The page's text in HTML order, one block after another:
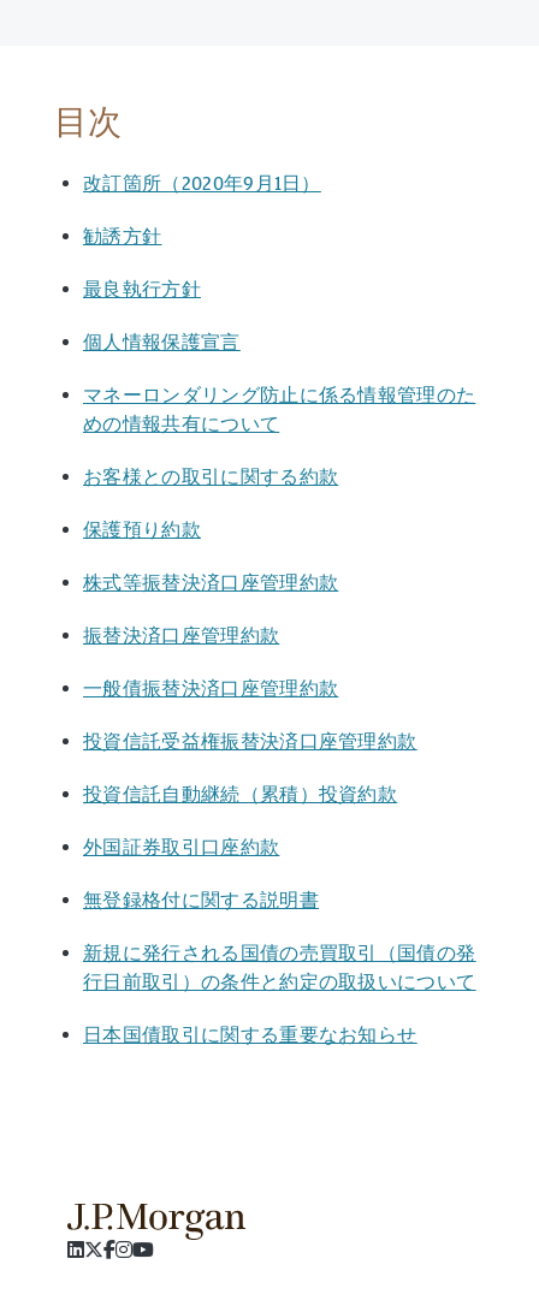
目次
改訂箇所（2020年9月1日）
勧誘方針
最良執行方針
個人情報保護宣言
マネーロンダリング防止に係る情報管理のた
めの情報共有について
お客様との取引に関する約款
保護預り約款
株式等振替決済口座管理約款
振替決済口座管理約款
一般債振替決済口座管理約款
投資信託受益権振替決済口座管理約款
投資信託自動継続（累積）投資約款
外国証券取引口座約款
無登録格付に関する説明書
新規に発行される国債の売買取引（国債の発
行日前取引）の条件と約定の取扱いについて
日本国債取引に関する重要なお知らせ